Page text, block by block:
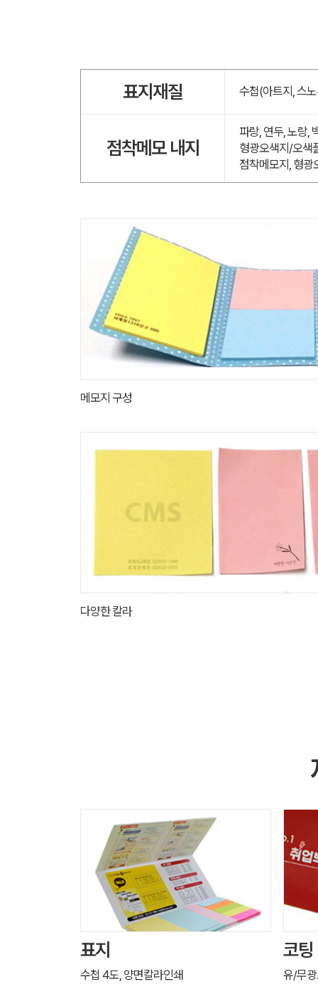
표지재질 수첩(아트지, 스
점착메모 내지
파랑, 연두, 노랑,
형광오색지/오색
점착메모지, 형광
메모지 구성
다양한 칼라
표지
수첩 4도, 양면칼라인쇄
코팅
유/무